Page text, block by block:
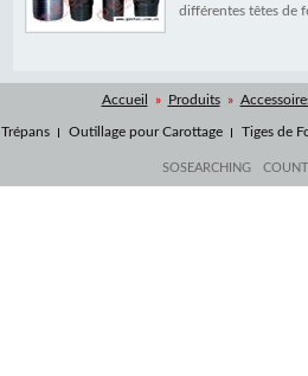
différentes têtes de
Accueil » Produits »
Trépans Outillage pour Carottage Tiges de
SOSEARCHING COUNT